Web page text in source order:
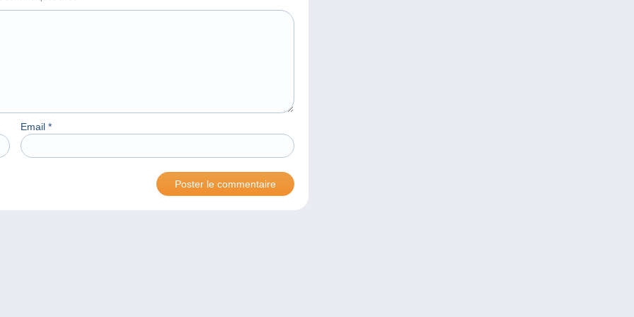
Email *